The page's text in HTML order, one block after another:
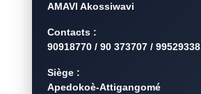
AMAVI Akossiwavi
Contacts :
90918770 / 90 373707 / 99529338
Siège :
Apedokoè-Attigangomé